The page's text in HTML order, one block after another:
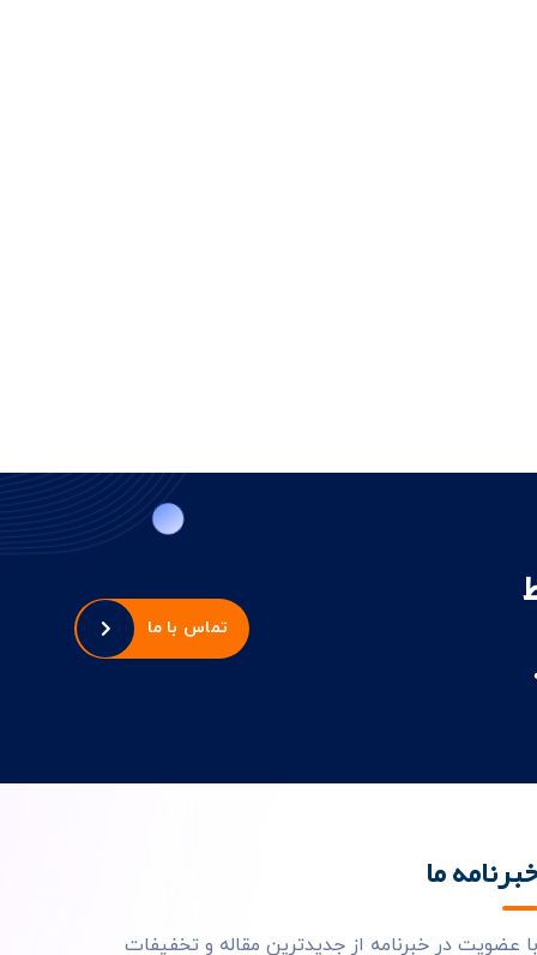
تماس با ما
خبرنامه ما
با عضویت در خبرنامه از جدیدترین مقاله و تخفیفات